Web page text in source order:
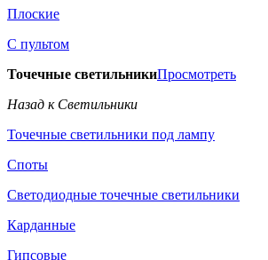
Плоские
С пультом
Точечные светильникиПросмотреть
Назад к Светильники
Точечные светильники под лампу
Споты
Светодиодные точечные светильники
Карданные
Гипсовые